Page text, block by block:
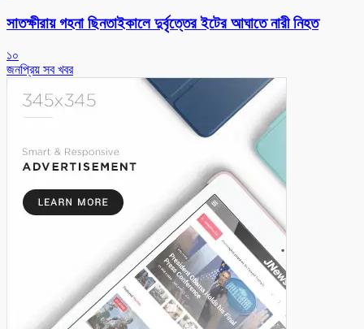
সাতক্ষীরায় গহনা ছিনতাইকালে দুর্বৃত্তের ইটের আঘাতে নারী নিহত
১০
জনপ্রিয় সব খবর